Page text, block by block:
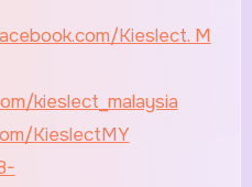
Kieslect. M
kieslect_malaysia
KieslectMY